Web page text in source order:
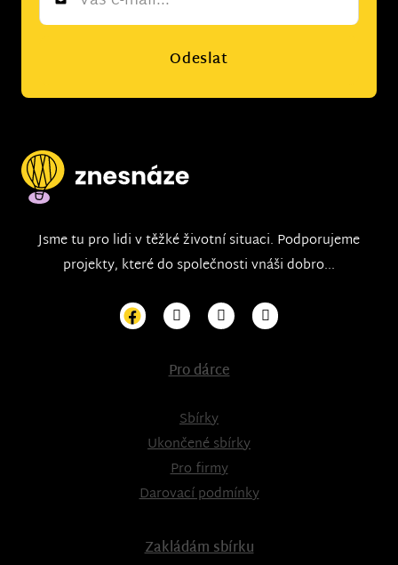
Odeslat
Jsme tu pro lidi v těžké životní situaci. Podporujeme
projekty, které do společnosti vnáši dobro...
Pro dárce
Sbírky
Ukončené sbírky
Pro firmy
Darovací podmínky
Zakládám sbírku